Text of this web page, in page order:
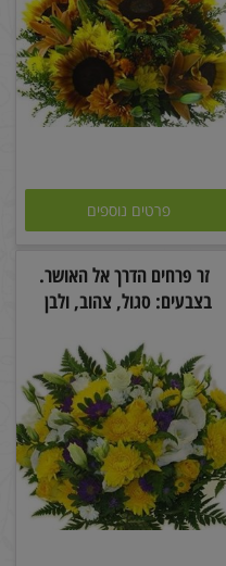
פרטים נוספים
זר פרחים הדרך אל האושר.
בצבעים: סגול, צהוב, ולבן